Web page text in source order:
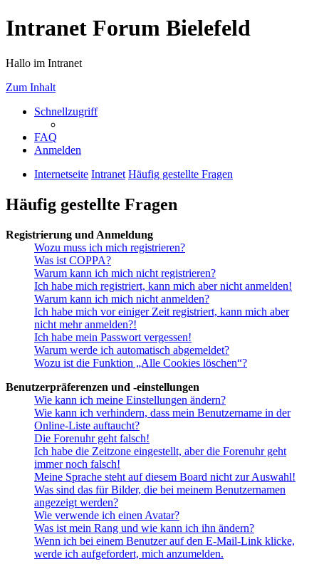
Intranet Forum Bielefeld
Hallo im Intranet
Zum Inhalt
Schnellzugriff
FAQ
Anmelden
Internetseite Intranet Häufig gestellte Fragen
Häufig gestellte Fragen
Registrierung und Anmeldung
Wozu muss ich mich registrieren?
Was ist COPPA?
Warum kann ich mich nicht registrieren?
Ich habe mich registriert, kann mich aber nicht anmelden!
Warum kann ich mich nicht anmelden?
Ich habe mich vor einiger Zeit registriert, kann mich aber
nicht mehr anmelden?!
Ich habe mein Passwort vergessen!
Warum werde ich automatisch abgemeldet?
Wozu ist die Funktion „Alle Cookies löschen“?
Benutzerpräferenzen und -einstellungen
Wie kann ich meine Einstellungen ändern?
Wie kann ich verhindern, dass mein Benutzername in der
Online-Liste auftaucht?
Die Forenuhr geht falsch!
Ich habe die Zeitzone eingestellt, aber die Forenuhr geht
immer noch falsch!
Meine Sprache steht auf diesem Board nicht zur Auswahl!
Was sind das für Bilder, die bei meinem Benutzernamen
angezeigt werden?
Wie verwende ich einen Avatar?
Was ist mein Rang und wie kann ich ihn ändern?
Wenn ich bei einem Benutzer auf den E-Mail-Link klicke,
werde ich aufgefordert, mich anzumelden.